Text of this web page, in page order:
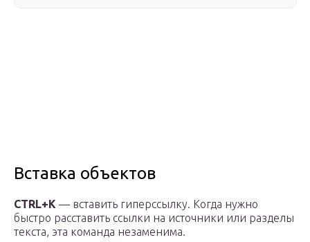
Вставка объектов
CTRL+K — вставить гиперссылку. Когда нужно
быстро расставить ссылки на источники или разделы
текста, эта команда незаменима.